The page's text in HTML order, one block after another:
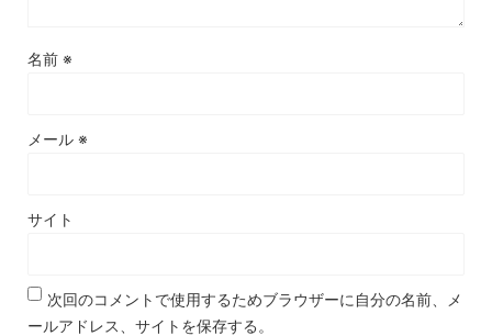
名前 ※
メール ※
サイト
次回のコメントで使用するためブラウザーに自分の名前、メ
ールアドレス、サイトを保存する。